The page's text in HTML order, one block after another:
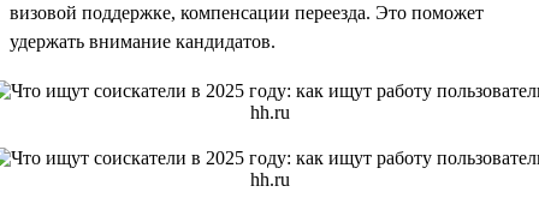
визовой поддержке, компенсации переезда. Это поможет
удержать внимание кандидатов.